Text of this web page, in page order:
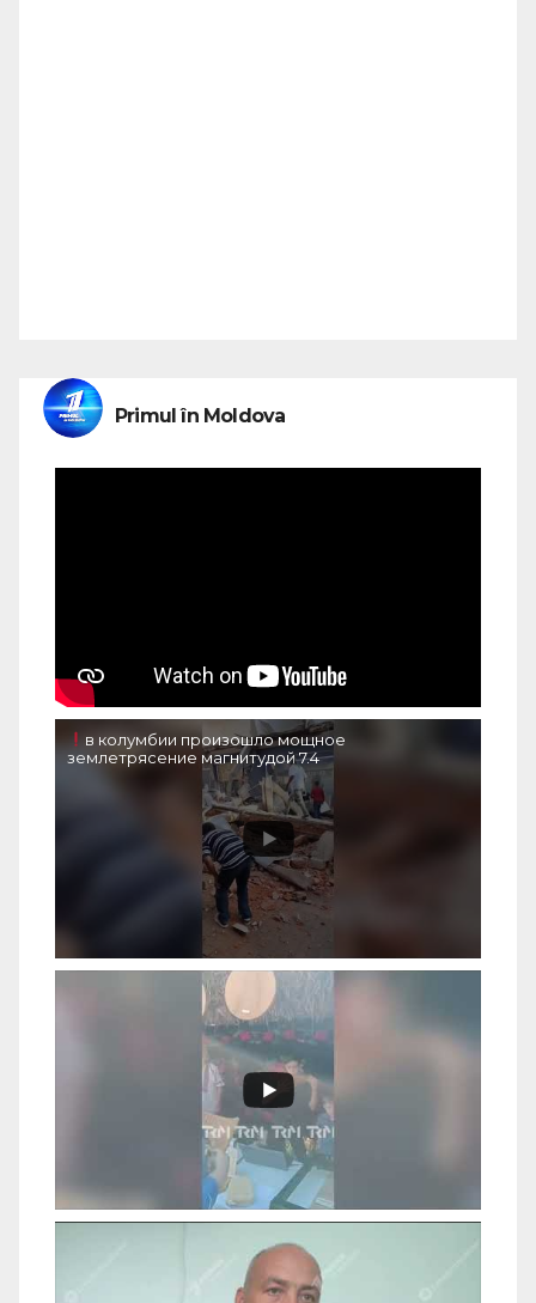
Primul în Moldova
в колумбии произошло мощное
землетрясение магнитудой 7.4